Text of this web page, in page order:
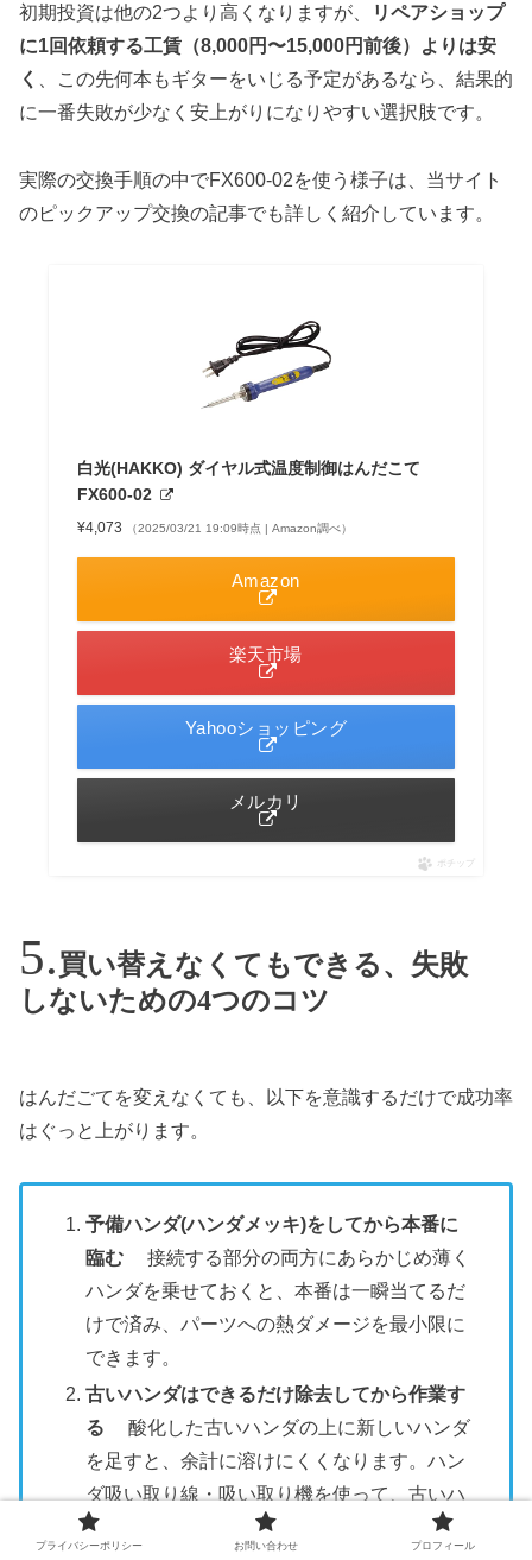
初期投資は他の2つより高くなりますが、
リペアショップ
に1回依頼する工賃（8,000円〜15,000円前後）よりは安
く
、この先何本もギターをいじる予定があるなら、結果的
に一番失敗が少なく安上がりになりやすい選択肢です。
実際の交換手順の中でFX600-02を使う様子は、当サイト
のピックアップ交換の記事でも詳しく紹介しています。
白光(HAKKO) ダイヤル式温度制御はんだこて
FX600-02
¥4,073 （2025/03/21 19:09時点 | Amazon調べ）
Amazon
楽天市場
Yahooショッピング
メルカリ
ポチップ
買い替えなくてもできる、失敗
しないための4つのコツ
はんだごてを変えなくても、以下を意識するだけで成功率
はぐっと上がります。
予備ハンダ(ハンダメッキ)をしてから本番に
臨む 接続する部分の両方にあらかじめ薄く
ハンダを乗せておくと、本番は一瞬当てるだ
けで済み、パーツへの熱ダメージを最小限に
できます。
古いハンダはできるだけ除去してから作業す
る 酸化した古いハンダの上に新しいハンダ
を足すと、余計に溶けにくくなります。ハン
ダ吸い取り線・吸い取り機を使って、古いハ
ンダ除去を済ませてから始めましょう。
プライバシーポリシー お問い合わせ プロフィール